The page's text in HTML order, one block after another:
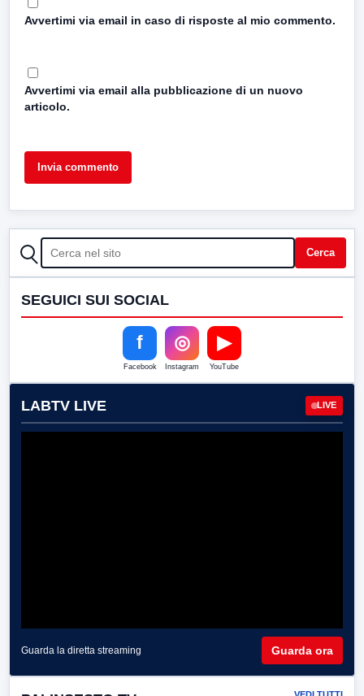
Avvertimi via email in caso di risposte al mio commento.
Avvertimi via email alla pubblicazione di un nuovo
articolo.
CERCA Cerca
SEGUICI SUI SOCIAL
f
Facebook
◎
Instagram
▶
YouTube
LABTV LIVE LIVE
Guarda la diretta streaming Guarda ora